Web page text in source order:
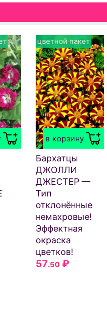
в корзину
цветной пакет
Бархатцы
ДЖОЛЛИ
ДЖЕСТЕР —
Тип
отклонённые
немахровые!
Эффектная
окраска
цветков!
57.50₽